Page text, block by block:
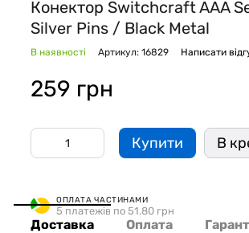
Конектор Switchcraft AAA
Silver Pins / Black Metal
В наявності Артикул: 16829 Написати
259 грн
Купити В
ОПЛАТА ЧАСТИНАМИ
5 платежів по 51.80 грн
Доставка Оплата